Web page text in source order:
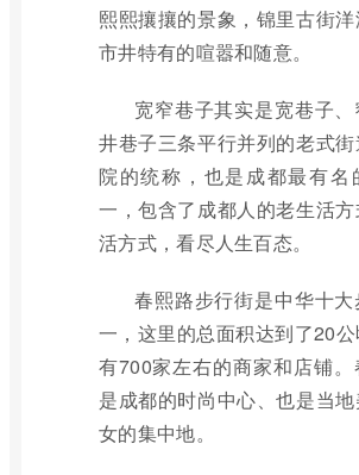
熙熙攘攘的景象，锦里古街
市井特有的喧嚣和随意。
宽窄巷子其实是宽巷子
井巷子三条平行并列的老式
院的统称，也是成都最有名
一，包含了成都人的老生活
活方式，看尽人生百态。
春熙路步行街是中华十大
一，这里的总面积达到了20公
有700家左右的商家和店铺
是成都的时尚中心、也是当
女的集中地。